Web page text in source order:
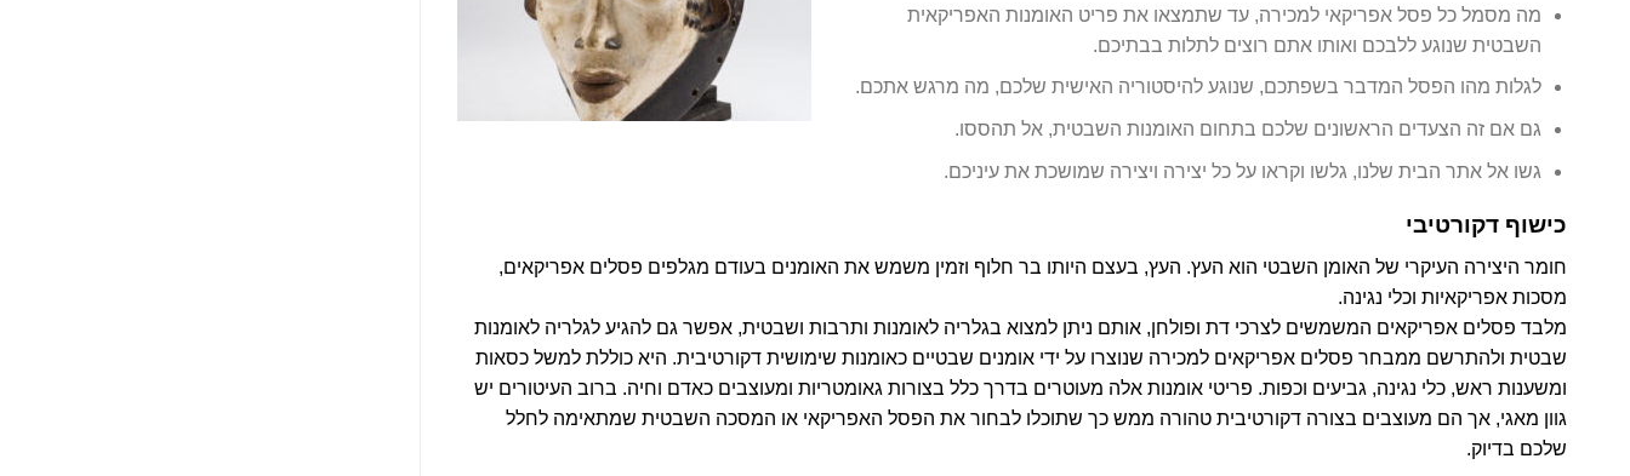
מה מסמל כל פסל אפריקאי למכירה, עד שתמצאו את פריט האומנות האפריקאית
השבטית שנוגע ללבכם ואותו אתם רוצים לתלות בבתיכם.
לגלות מהו הפסל המדבר בשפתכם, שנוגע להיסטוריה האישית שלכם, מה מרגש אתכם.
גם אם זה הצעדים הראשונים שלכם בתחום האומנות השבטית, אל תהססו.
גשו אל אתר הבית שלנו, גלשו וקראו על כל יצירה ויצירה שמושכת את עיניכם.
כישוף דקורטיבי
חומר היצירה העיקרי של האומן השבטי הוא העץ. העץ, בעצם היותו בר חלוף וזמין משמש את האומנים בעודם מגלפים פסלים אפריקאים,
מסכות אפריקאיות וכלי נגינה.
מלבד פסלים אפריקאים המשמשים לצרכי דת ופולחן, אותם ניתן למצוא בגלריה לאומנות ותרבות ושבטית, אפשר גם להגיע לגלריה לאומנות
שבטית ולהתרשם ממבחר פסלים אפריקאים למכירה שנוצרו על ידי אומנים שבטיים כאומנות שימושית דקורטיבית. היא כוללת למשל כסאות
ומשענות ראש, כלי נגינה, גביעים וכפות. פריטי אומנות אלה מעוטרים בדרך כלל בצורות גאומטריות ומעוצבים כאדם וחיה. ברוב העיטורים יש
גוון מאגי, אך הם מעוצבים בצורה דקורטיבית טהורה ממש כך שתוכלו לבחור את הפסל האפריקאי או המסכה השבטית שמתאימה לחלל
שלכם בדיוק.